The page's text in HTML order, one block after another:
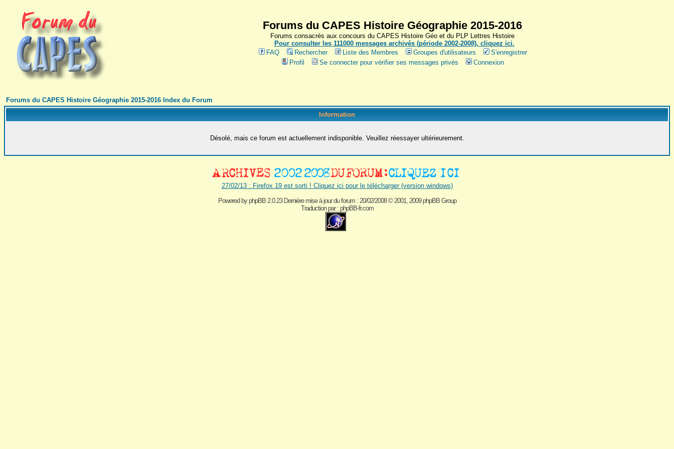
Forums du CAPES Histoire Géographie 2015-2016
Forums consacrés aux concours du CAPES Histoire Géo et du PLP Lettres Histoire
Pour consulter les 111000 messages archivés (période 2002-2008), cliquez ici.
FAQ
Rechercher Liste des Membres Groupes d'utilisateurs
S'enregistrer
Profil
Se connecter pour vérifier ses messages privés Connexion
Forums du CAPES Histoire Géographie 2015-2016 Index du Forum
Information
Désolé, mais ce forum est actuellement indisponible. Veuillez réessayer ultérieurement.
27/02/13 : Firefox 19 est sorti ! Cliquez ici pour le télécharger (version windows)
Powered byphpBB 2.0.23 Dernière mise à jour du forum : 20/02/2008© 2001, 2009 phpBB Group
Traduction par : phpBB-fr.com